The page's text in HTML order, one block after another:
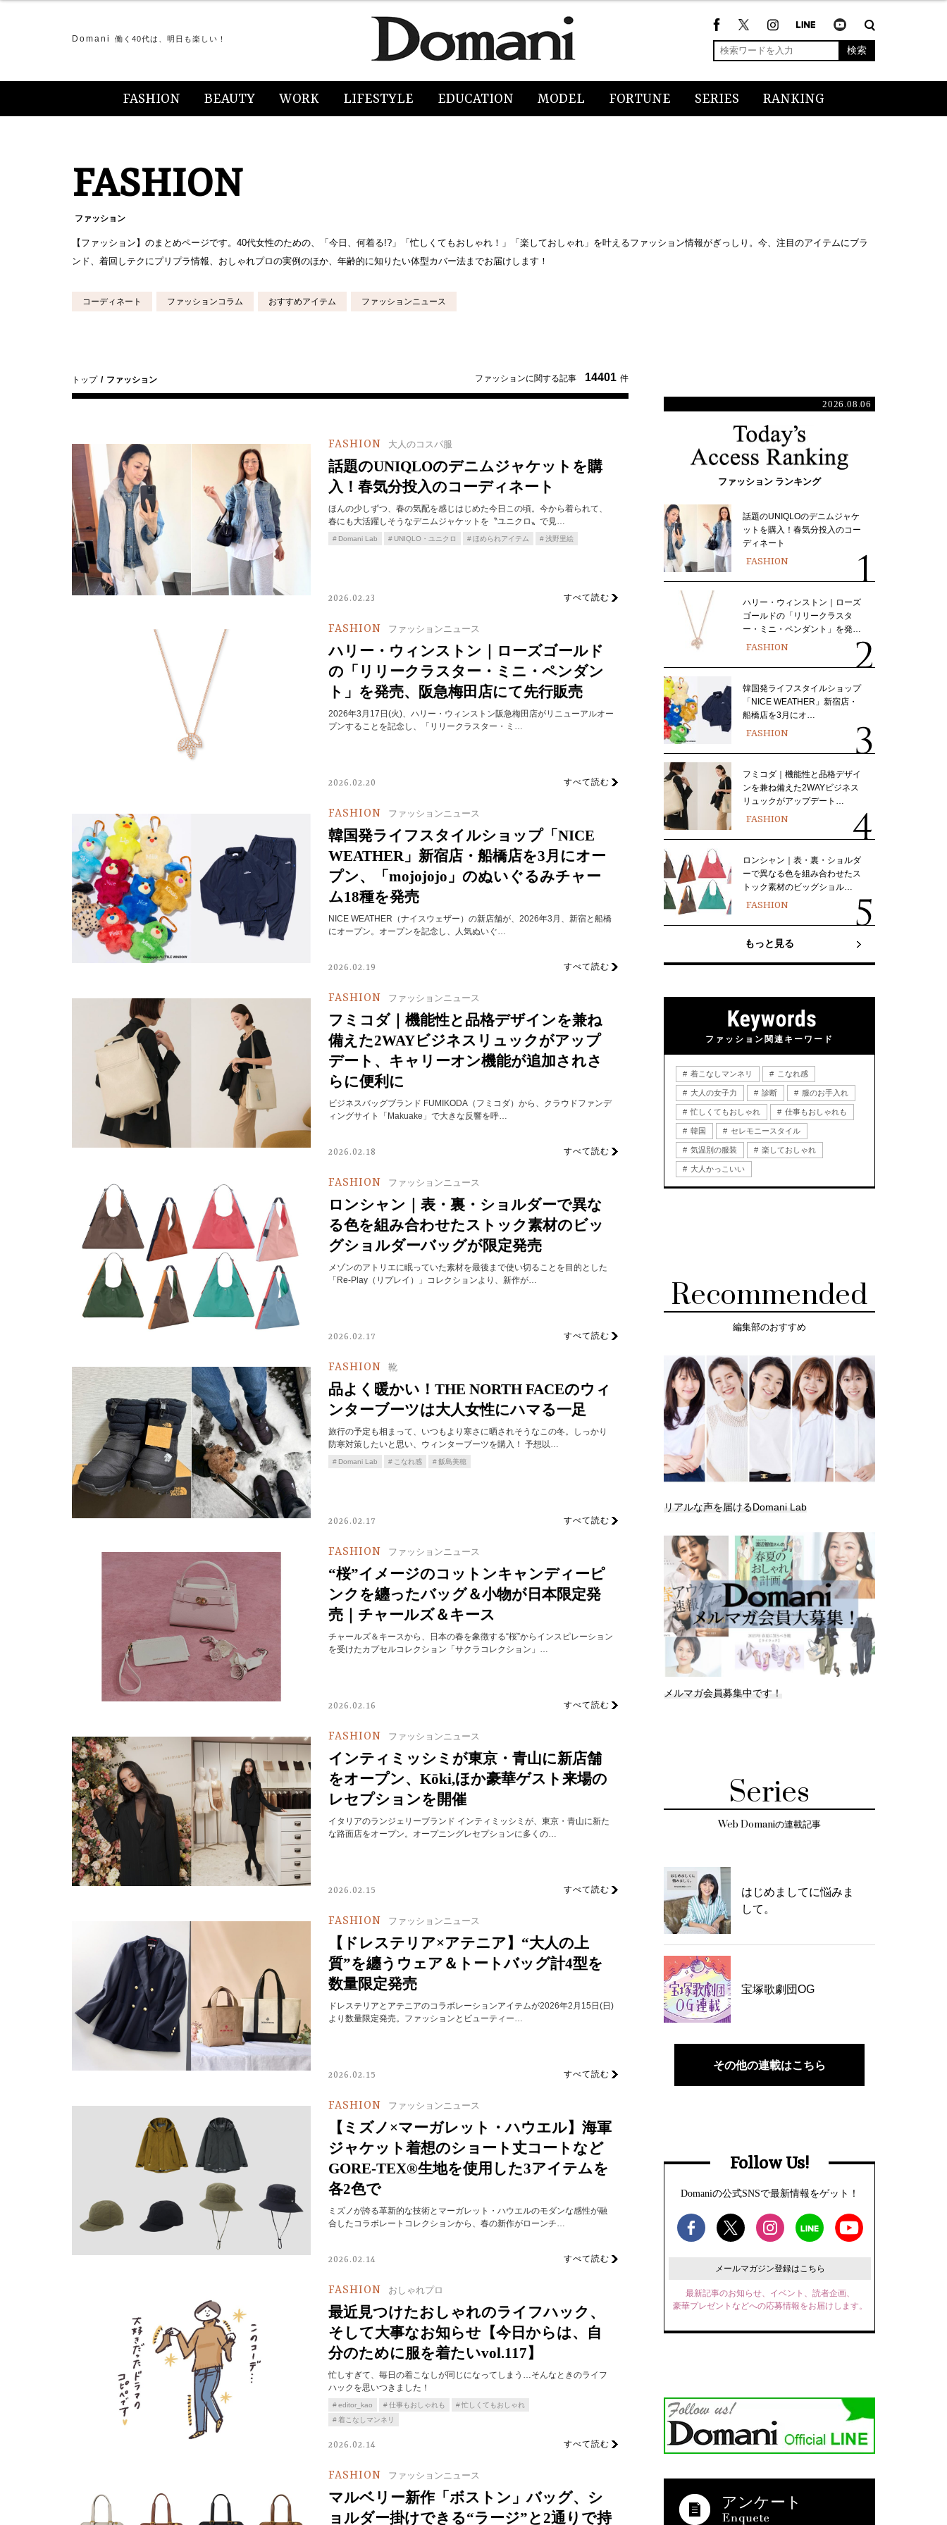
Domani 働く40代は、明日も楽しい！
検索
FASHION BEAUTY WORK LIFESTYLE EDUCATION MODEL FORTUNE SERIES RANKING
FASHION
ファッション
【ファッション】のまとめページです。40代女性のための、「今日、何着る!?」「忙しくてもおしゃれ！」「楽しておしゃれ」を叶えるファッション情報がぎっしり。今、注目のアイテムにブラ
ンド、着回しテクにプリプラ情報、おしゃれプロの実例のほか、年齢的に知りたい体型カバー法までお届けします！
コーディネート ファッションコラム おすすめアイテム ファッションニュース
トップ ファッション ファッションに関する記事 14401 件
FASHION 大人のコスパ服
話題のUNIQLOのデニムジャケットを購
入！春気分投入のコーディネート
ほんの少しずつ、春の気配を感じはじめた今日この頃。今から着られて、
春にも大活躍しそうなデニムジャケットを〝ユニクロ〟で見…
Domani Lab UNIQLO・ユニクロ ほめられアイテム 浅野里絵
2026.02.23 すべて読む
FASHION ファッションニュース
ハリー・ウィンストン｜ローズゴールド
の「リリークラスター・ミニ・ペンダン
ト」を発売、阪急梅田店にて先行販売
2026年3月17日(火)、ハリー・ウィンストン阪急梅田店がリニューアルオー
プンすることを記念し、「リリークラスター・ミ…
2026.02.20 すべて読む
FASHION ファッションニュース
韓国発ライフスタイルショップ「NICE
WEATHER」新宿店・船橋店を3月にオー
プン、「mojojojo」のぬいぐるみチャー
ム18種を発売
NICE WEATHER（ナイスウェザー）の新店舗が、2026年3月、新宿と船橋
にオープン。オープンを記念し、人気ぬいぐ…
2026.02.19 すべて読む
FASHION ファッションニュース
フミコダ｜機能性と品格デザインを兼ね
備えた2WAYビジネスリュックがアップ
デート、キャリーオン機能が追加されさ
らに便利に
ビジネスバッグブランド FUMIKODA（フミコダ）から、クラウドファンデ
ィングサイト「Makuake」で大きな反響を呼…
2026.02.18 すべて読む
FASHION ファッションニュース
ロンシャン｜表・裏・ショルダーで異な
る色を組み合わせたストック素材のビッ
グショルダーバッグが限定発売
メゾンのアトリエに眠っていた素材を最後まで使い切ることを目的とした
「Re-Play（リプレイ）」コレクションより、新作が…
2026.02.17 すべて読む
FASHION 靴
品よく暖かい！THE NORTH FACEのウィ
ンターブーツは大人女性にハマる一足
旅行の予定も相まって、いつもより寒さに晒されそうなこの冬。しっかり
防寒対策したいと思い、ウィンターブーツを購入！ 予想以…
Domani Lab こなれ感 飯島美穂
2026.02.17 すべて読む
FASHION ファッションニュース
“桜”イメージのコットンキャンディーピ
ンクを纏ったバッグ＆小物が日本限定発
売｜チャールズ＆キース
チャールズ＆キースから、日本の春を象徴する“桜”からインスピレーション
を受けたカプセルコレクション「サクラコレクション」…
2026.02.16 すべて読む
FASHION ファッションニュース
インティミッシミが東京・青山に新店舗
をオープン、Kōki,ほか豪華ゲスト来場の
レセプションを開催
イタリアのランジェリーブランド インティミッシミが、東京・青山に新た
な路面店をオープン。オープニングレセプションに多くの…
2026.02.15 すべて読む
FASHION ファッションニュース
【ドレステリア×アテニア】“大人の上
質”を纏うウェア＆トートバッグ計4型を
数量限定発売
ドレステリアとアテニアのコラボレーションアイテムが2026年2月15日(日)
より数量限定発売。ファッションとビューティー…
2026.02.15 すべて読む
FASHION ファッションニュース
【ミズノ×マーガレット・ハウエル】海軍
ジャケット着想のショート丈コートなど
GORE-TEX®生地を使用した3アイテムを
各2色で
ミズノが誇る革新的な技術とマーガレット・ハウエルのモダンな感性が融
合したコラボレートコレクションから、春の新作がローンチ…
2026.02.14 すべて読む
FASHION おしゃれプロ
最近見つけたおしゃれのライフハック、
そして大事なお知らせ【今日からは、自
分のために服を着たいvol.117】
忙しすぎて、毎日の着こなしが同じになってしまう…そんなときのライフ
ハックを思いつきました！
editor_kao 仕事もおしゃれも
忙しくてもおしゃれ
着こなしマンネリ
2026.02.14 すべて読む
FASHION ファッションニュース
マルベリー新作「ボストン」バッグ、シ
ョルダー掛けできる“ラージ”と2通りで持
2026.08.06
ファッション ランキング
話題のUNIQLOのデニムジャケ
ットを購入！春気分投入のコー
ディネート
FASHION
ハリー・ウィンストン｜ローズ
ゴールドの「リリークラスタ
ー・ミニ・ペンダント」を発…
FASHION
韓国発ライフスタイルショップ
「NICE WEATHER」新宿店・
船橋店を3月にオ…
FASHION
フミコダ｜機能性と品格デザイ
ンを兼ね備えた2WAYビジネス
リュックがアップデート…
FASHION
ロンシャン｜表・裏・ショルダ
ーで異なる色を組み合わせたス
トック素材のビッグショル…
FASHION
もっと見る
ファッション関連キーワード
着こなしマンネリ こなれ感
大人の女子力 診断 服のお手入れ
忙しくてもおしゃれ 仕事もおしゃれも
韓国 セレモニースタイル
気温別の服装 楽しておしゃれ
大人かっこいい
Recommended
編集部のおすすめ
リアルな声を届けるDomani Lab
メルマガ会員募集中です！
Series
Web Domaniの連載記事
はじめましてに悩みま
して。
宝塚歌劇団OG
その他の連載はこちら
Follow Us!
Domaniの公式SNSで最新情報をゲット！
メールマガジン登録はこちら
最新記事のお知らせ、イベント、読者企画、
豪華プレゼントなどへの応募情報をお届けします。
アンケート